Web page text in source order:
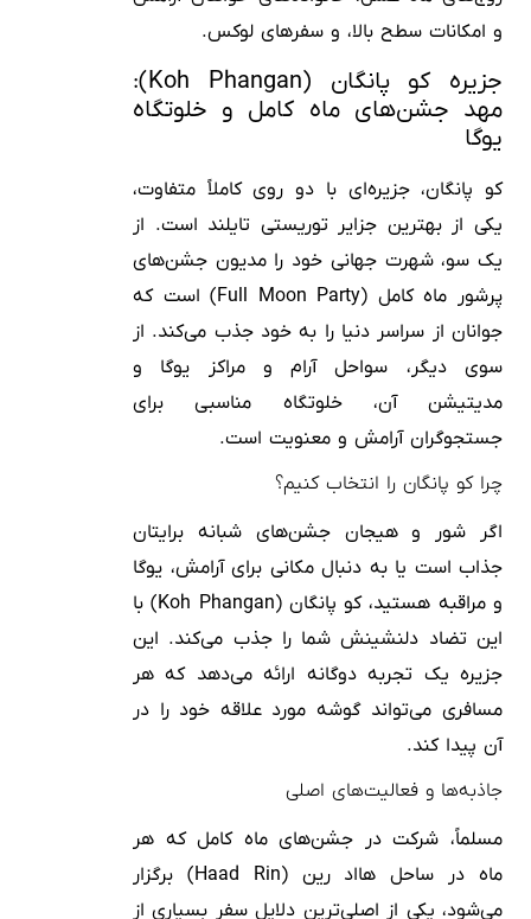
و امکانات سطح بالا، و سفرهای لوکس.
جزیره کو پانگان (Koh Phangan):
مهد جشن‌های ماه کامل و خلوتگاه
یوگا
کو پانگان، جزیره‌ای با دو روی کاملاً متفاوت،
یکی از بهترین جزایر توریستی تایلند است. از
یک سو، شهرت جهانی خود را مدیون جشن‌های
پرشور ماه کامل (Full Moon Party) است که
جوانان از سراسر دنیا را به خود جذب می‌کند. از
سوی دیگر، سواحل آرام و مراکز یوگا و
مدیتیشن آن، خلوتگاه مناسبی برای
جستجوگران آرامش و معنویت است.
چرا کو پانگان را انتخاب کنیم؟
اگر شور و هیجان جشن‌های شبانه برایتان
جذاب است یا به دنبال مکانی برای آرامش، یوگا
و مراقبه هستید، کو پانگان (Koh Phangan) با
این تضاد دلنشینش شما را جذب می‌کند. این
جزیره یک تجربه دوگانه ارائه می‌دهد که هر
مسافری می‌تواند گوشه مورد علاقه خود را در
آن پیدا کند.
جاذبه‌ها و فعالیت‌های اصلی
مسلماً، شرکت در جشن‌های ماه کامل که هر
ماه در ساحل هااد رین (Haad Rin) برگزار
می‌شود، یکی از اصلی‌ترین دلایل سفر بسیاری از